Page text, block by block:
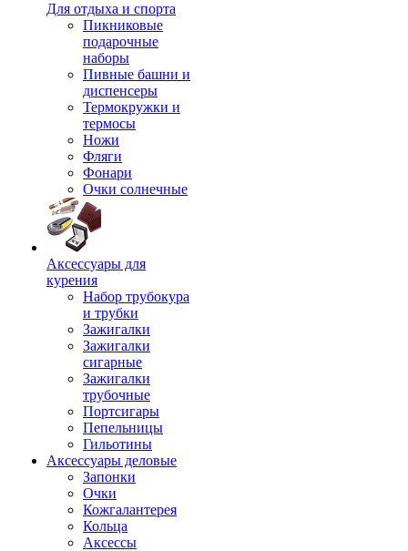
Для отдыха и спорта
Пикниковые
подарочные
наборы
Пивные башни и
диспенсеры
Термокружки и
термосы
Ножи
Фляги
Фонари
Очки солнечные
Аксессуары для
курения
Набор трубокура
и трубки
Зажигалки
Зажигалки
сигарные
Зажигалки
трубочные
Портсигары
Пепельницы
Гильотины
Аксессуары деловые
Запонки
Очки
Кожгалантерея
Кольца
Аксессы